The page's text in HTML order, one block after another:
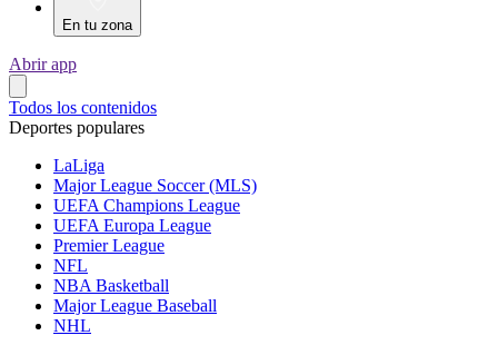
En tu zona
Abrir app
Todos los contenidos
Deportes populares
LaLiga
Major League Soccer (MLS)
UEFA Champions League
UEFA Europa League
Premier League
NFL
NBA Basketball
Major League Baseball
NHL